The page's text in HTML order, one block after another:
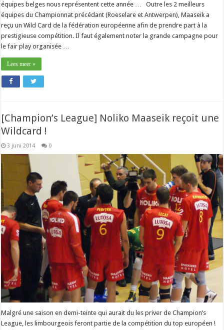
équipes belges nous représentent cette année … Outre les 2 meilleurs
équipes du Championnat précédant (Roeselare et Antwerpen), Maaseik a
reçu un Wild Card de la fédération européenne afin de prendre part à la
prestigieuse compétition. Il faut également noter la grande campagne pour
le fair play organisée …
Lees meer »
[Champion’s League] Noliko Maaseik reçoit une
Wildcard !
3 juni 2014 0
Malgré une saison en demi-teinte qui aurait du les priver de Champion’s
League, les limbourgeois feront partie de la compétition du top européen !